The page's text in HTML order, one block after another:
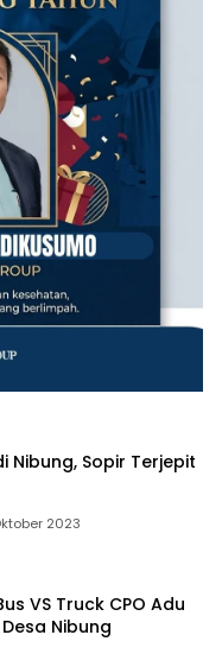
Nibung, Sopir Terjepit
2023
VS Truck CPO Adu
Nibung